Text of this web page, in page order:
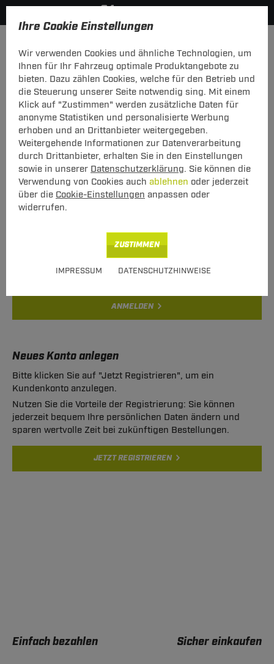
Ihre Cookie Einstellungen
Wir verwenden Cookies und ähnliche Technologien, um
Ihnen für Ihr Fahrzeug optimale Produktangebote zu
bieten. Dazu zählen Cookies, welche für den Betrieb und
die Steuerung unserer Seite notwendig sing. Mit einem
Klick auf "Zustimmen" werden zusätzliche Daten für
anonyme Statistiken und personalisierte Werbung
erhoben und an Drittanbieter weitergegeben.
Weitergehende Informationen zur Datenverarbeitung
durch Drittanbieter, erhalten Sie in den Einstellungen
sowie in unserer Datenschutzerklärung. Sie können die
Verwendung von Cookies auch ablehnen oder jederzeit
über die Cookie-Einstellungen anpassen oder
widerrufen.
IMPRESSUM DATENSCHUTZHINWEISE
ZUSTIMMEN
Mein Konto
Falls Sie schon Kunde bei uns sind, melden Sie sich bitte
hier mit Ihrer E-Mail-Adresse und Ihrem Passwort an.
Ich bin bereits Kunde
Bitte mit E-Mail-Adresse und Passwort hier anmelden.
E-Mail:
angemeldet bleiben
ANMELDEN
Neues Konto anlegen
Bitte klicken Sie auf "Jetzt Registrieren", um ein
Kundenkonto anzulegen.
Nutzen Sie die Vorteile der Registrierung: Sie können
jederzeit bequem Ihre persönlichen Daten ändern und
sparen wertvolle Zeit bei zukünftigen Bestellungen.
JETZT REGISTRIEREN
Einfach bezahlen Sicher einkaufen